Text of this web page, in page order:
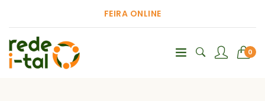
FEIRA ONLINE
0